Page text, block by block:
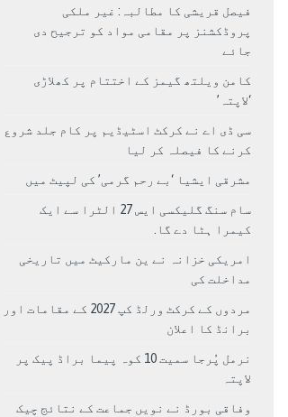
فیصل قریشی کا مطالبہ: غیر ملکی
پروڈکشنز پر مقامی مواد کو ترجیح دی
جائے
کامن ویلتھ گیمز کے اختتام پر کھلاڑی
‘لاپتہ’
سی ڈی اے نے کرکٹ اسٹیڈیم پر کام جلد شروع
کرنے کا فیصلہ کر لیا
مشرقی ایشیا ‘بے رحم گرمی’ کی لپیٹ میں
سام سنگ گلیکسی ایس 27 الٹرا سے ایک
کیمرا ہٹا دے گا.
امریکی خزانہ نے ین مارکیٹ میں تاریخی
مداخلت کی
مردوں کے کرکٹ ورلڈ کپ 2027 کے مقامات اور
برانڈ کا اعلان
نرمل پُرجا سمیت 10 کوہ پیما براڈ پیک پر
لاپتہ
وفاقی بورڈ نے نویں جماعت کے نتائج چیک